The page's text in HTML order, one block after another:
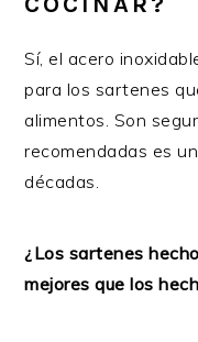
Sí, el acero
para los sartenes
alimentos. Son
recomendadas es
décadas.
¿Los sartenes
mejores que los